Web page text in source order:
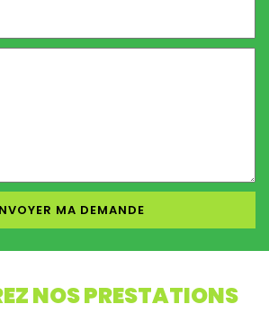
NOS PRESTATIONS